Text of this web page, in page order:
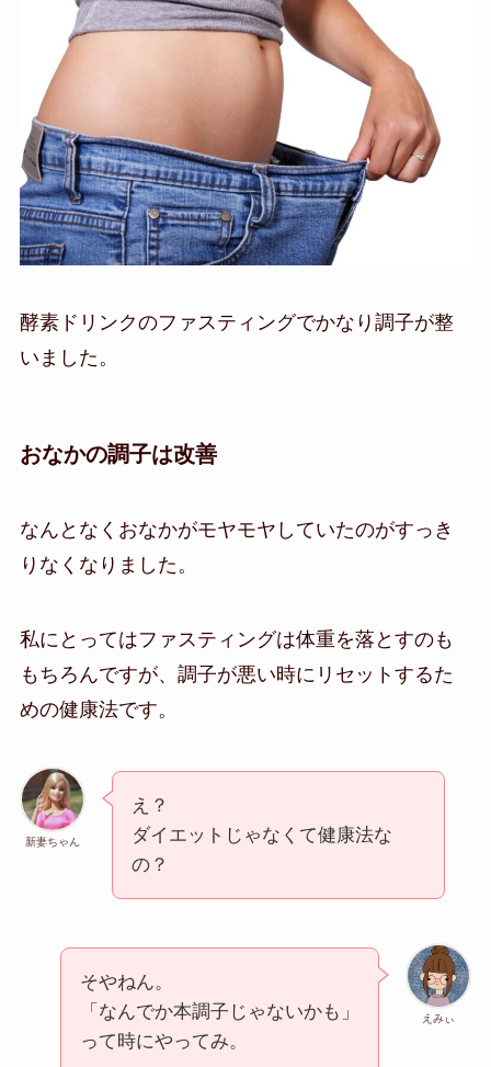
酵素ドリンクのファスティングでかなり調子が整
いました。
おなかの調子は改善
なんとなくおなかがモヤモヤしていたのがすっき
りなくなりました。
私にとってはファスティングは体重を落とすのも
もちろんですが、調子が悪い時にリセットするた
めの健康法です。
新妻ちゃん
え？
ダイエットじゃなくて健康法な
の？
えみぃ
そやねん。
「なんでか本調子じゃないかも」
って時にやってみ。